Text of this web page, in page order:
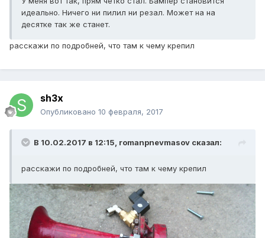
идеально. Ничего ни пилил ни резал. Может на на
десятке так же станет.
расскажи по подробней, что там к чему крепил
sh3x
Опубликовано 10 февраля, 2017
В 10.02.2017 в 12:15, romanpnevmasov сказал:
расскажи по подробней, что там к чему крепил